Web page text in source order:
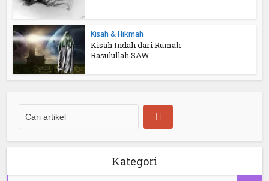
Kisah & Hikmah
Kisah Indah dari Rumah
Rasulullah SAW
Kategori